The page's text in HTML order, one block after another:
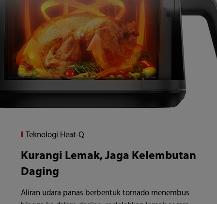
Teknologi Heat-Q
Kurangi Lemak, Jaga Kelembutan
Daging
Aliran udara panas berbentuk tornado menembus